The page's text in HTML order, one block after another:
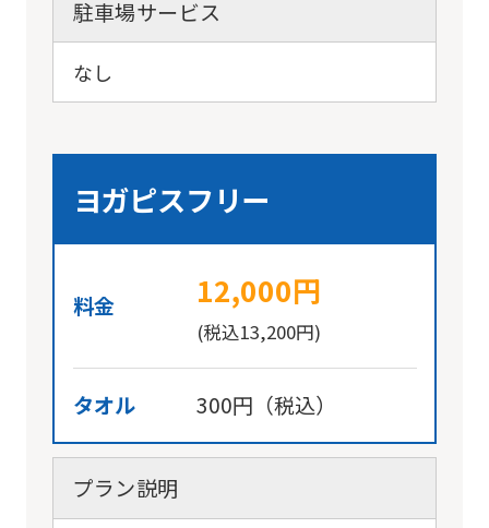
駐車場サービス
なし
ヨガピスフリー
料金 12,000円
(税込13,200円)
タオル 300円（税込）
プラン説明
For
foreigners
Central
Sports
website